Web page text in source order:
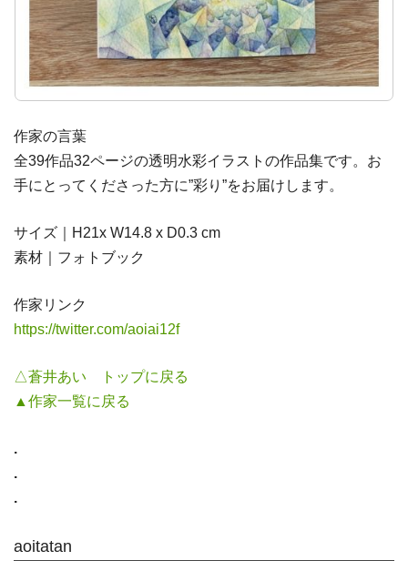
作家の言葉
全39作品32ページの透明水彩イラストの作品集です。お
手にとってくださった方に”彩り”をお届けします。
サイズ｜H21x W14.8 x D0.3 cm
素材｜フォトブック
作家リンク
https://twitter.com/aoiai12f
△蒼井あい トップに戻る
▲作家一覧に戻る
.
.
.
aoitatan